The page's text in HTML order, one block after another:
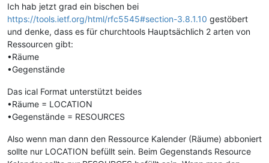
Ich hab jetzt grad ein bischen bei
https://tools.ietf.org/html/rfc5545#section-3.8.1.10 gestöbert
und denke, dass es für churchtools Hauptsächlich 2 arten von
Ressourcen gibt:
•Räume
•Gegenstände
Das ical Format unterstützt beides
•Räume = LOCATION
•Gegenstände = RESOURCES
Also wenn man dann den Ressource Kalender (Räume) abboniert
sollte nur LOCATION befüllt sein. Beim Gegenstands Resource